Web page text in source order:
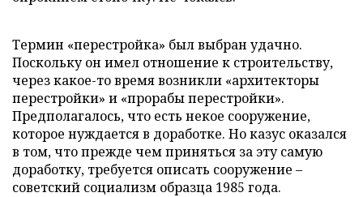
Термин «перестройка» был выбран удачно.
Поскольку он имел отношение к строительству,
через какое-то время возникли «архитекторы
перестройки» и «прорабы перестройки».
Предполагалось, что есть некое сооружение,
которое нуждается в доработке. Но казус оказался
в том, что прежде чем приняться за эту самую
доработку, требуется описать сооружение –
советский социализм образца 1985 года.